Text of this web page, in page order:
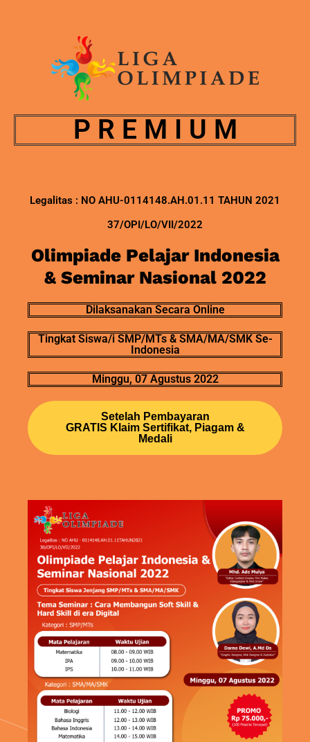
P R E M I U M
Legalitas : NO AHU-0114148.AH.01.11 TAHUN 2021
37/OPI/LO/VII/2022
Olimpiade Pelajar Indonesia
& Seminar Nasional 2022
Dilaksanakan Secara Online
Tingkat Siswa/i SMP/MTs & SMA/MA/SMK Se-
Indonesia
Minggu, 07 Agustus 2022
Setelah Pembayaran
GRATIS Klaim Sertifikat, Piagam &
Medali